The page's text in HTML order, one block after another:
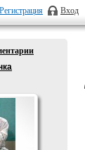
Регистрация Вход